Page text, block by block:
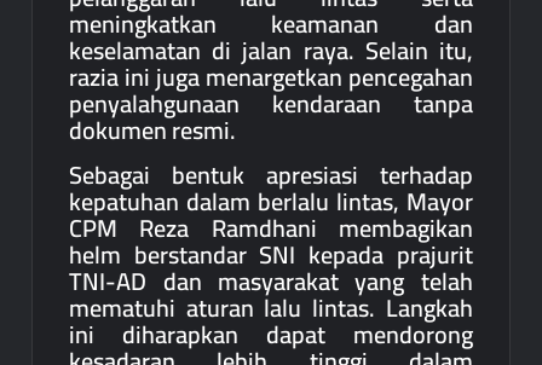
meningkatkan keamanan dan
keselamatan di jalan raya. Selain itu,
razia ini juga menargetkan pencegahan
penyalahgunaan kendaraan tanpa
dokumen resmi.
Sebagai bentuk apresiasi terhadap
kepatuhan dalam berlalu lintas, Mayor
CPM Reza Ramdhani membagikan
helm berstandar SNI kepada prajurit
TNI-AD dan masyarakat yang telah
mematuhi aturan lalu lintas. Langkah
ini diharapkan dapat mendorong